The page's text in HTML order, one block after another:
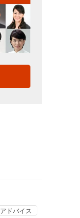
アドバイス